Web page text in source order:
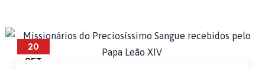
20
SET